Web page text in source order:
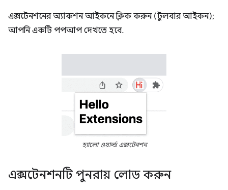
এক্সটেনশনের অ্যাকশন আইকনে ক্লিক করুন (টুলবার আইকন);
আপনি একটি পপআপ দেখতে হবে.
হ্যালো ওয়ার্ল্ড এক্সটেনশন
এক্সটেনশনটি পুনরায় লোড করুন